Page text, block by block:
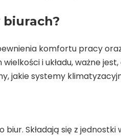
komfortu pracy
i układu, ważne
jakie systemy
Składają się z